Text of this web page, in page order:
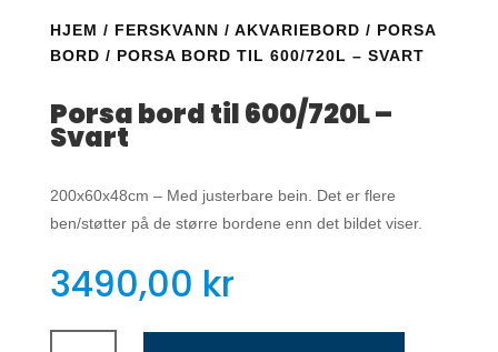
HJEM / FERSKVANN / AKVARIEBORD / PORSA
BORD / PORSA BORD TIL 600/720L – SVART
Porsa bord til 600/720L –
Svart
200x60x48cm – Med justerbare bein. Det er flere
ben/støtter på de større bordene enn det bildet viser.
3490,00 kr
Porsa